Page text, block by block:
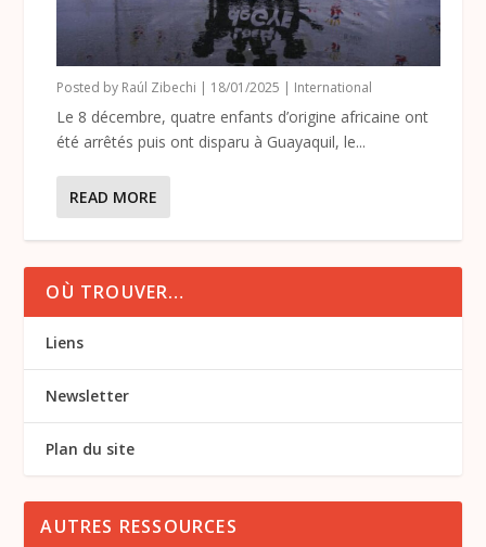
Posted by Raúl Zibechi | 18/01/2025 | International
Le 8 décembre, quatre enfants d’origine africaine ont
été arrêtés puis ont disparu à Guayaquil, le...
READ MORE
OÙ TROUVER…
Liens
Newsletter
Plan du site
AUTRES RESSOURCES